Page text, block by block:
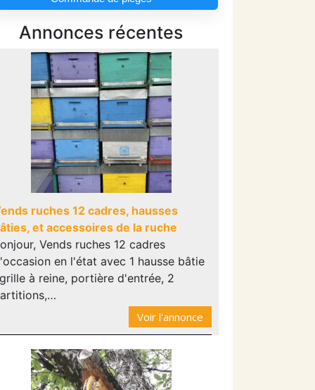
Annonces récentes
ruches 12 cadres, hausses
et accessoires de la ruche
Vends ruches 12 cadres
en l'état avec 1 hausse bâtie
à reine, portière d'entrée, 2
Voir l'annonce